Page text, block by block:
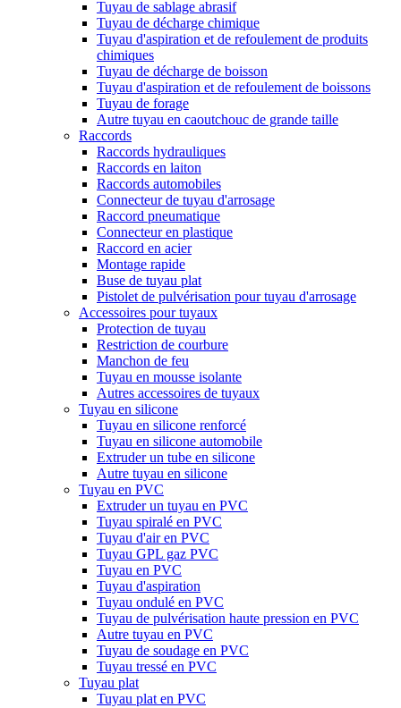
Tuyau de sablage abrasif
Tuyau de décharge chimique
Tuyau d'aspiration et de refoulement de produits
chimiques
Tuyau de décharge de boisson
Tuyau d'aspiration et de refoulement de boissons
Tuyau de forage
Autre tuyau en caoutchouc de grande taille
Raccords
Raccords hydrauliques
Raccords en laiton
Raccords automobiles
Connecteur de tuyau d'arrosage
Raccord pneumatique
Connecteur en plastique
Raccord en acier
Montage rapide
Buse de tuyau plat
Pistolet de pulvérisation pour tuyau d'arrosage
Accessoires pour tuyaux
Protection de tuyau
Restriction de courbure
Manchon de feu
Tuyau en mousse isolante
Autres accessoires de tuyaux
Tuyau en silicone
Tuyau en silicone renforcé
Tuyau en silicone automobile
Extruder un tube en silicone
Autre tuyau en silicone
Tuyau en PVC
Extruder un tuyau en PVC
Tuyau spiralé en PVC
Tuyau d'air en PVC
Tuyau GPL gaz PVC
Tuyau en PVC
Tuyau d'aspiration
Tuyau ondulé en PVC
Tuyau de pulvérisation haute pression en PVC
Autre tuyau en PVC
Tuyau de soudage en PVC
Tuyau tressé en PVC
Tuyau plat
Tuyau plat en PVC